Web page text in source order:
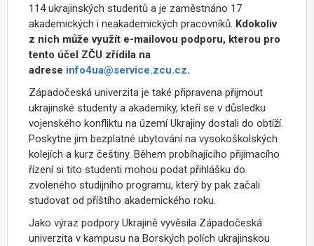
114 ukrajinských studentů a je zaměstnáno 17
akademických i neakademických pracovníků. Kdokoliv
z nich může využít e-mailovou podporu, kterou pro
tento účel ZČU zřídila na
adrese info4ua@service.zcu.cz.
Západočeská univerzita je také připravena přijmout
ukrajinské studenty a akademiky, kteří se v důsledku
vojenského konfliktu na území Ukrajiny dostali do obtíží.
Poskytne jim bezplatné ubytování na vysokoškolských
kolejích a kurz češtiny. Během probíhajícího přijímacího
řízení si tito studenti mohou podat přihlášku do
zvoleného studijního programu, který by pak začali
studovat od příštího akademického roku.
Jako výraz podpory Ukrajině vyvěsila Západočeská
univerzita v kampusu na Borských polích ukrajinskou